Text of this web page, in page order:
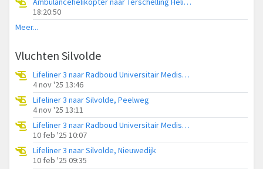
18:20:50
Meer...
Vluchten Silvolde
Lifeliner 3 naar Radboud Universitair Medisch Centrum, Slingerparallel
4 nov '25 13:46
Lifeliner 3 naar Silvolde, Peelweg
4 nov '25 13:11
Lifeliner 3 naar Radboud Universitair Medisch Centrum, Terborgseweg
10 feb '25 10:07
Lifeliner 3 naar Silvolde, Nieuwedijk
10 feb '25 09:35